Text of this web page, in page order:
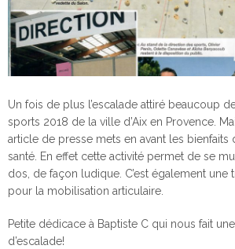
Un fois de plus l’escalade attiré beaucoup
sports 2018 de la ville d’Aix en Provence.
article de presse mets en avant les bienfaits
santé. En effet cette activité permet de se
dos, de façon ludique. C’est également une
pour la mobilisation articulaire.
Petite dédicace à Baptiste C qui nous fait
d’escalade!